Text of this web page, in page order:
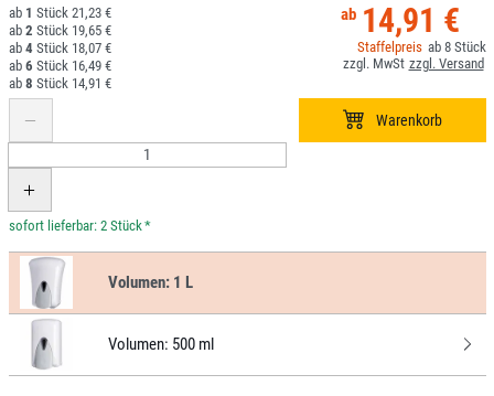
14,91 €
8
1
21,23 €
2
19,65 €
4
18,07 €
6
16,49 €
8
14,91 €
*
Volumen: 1 L
Volumen: 500 ml